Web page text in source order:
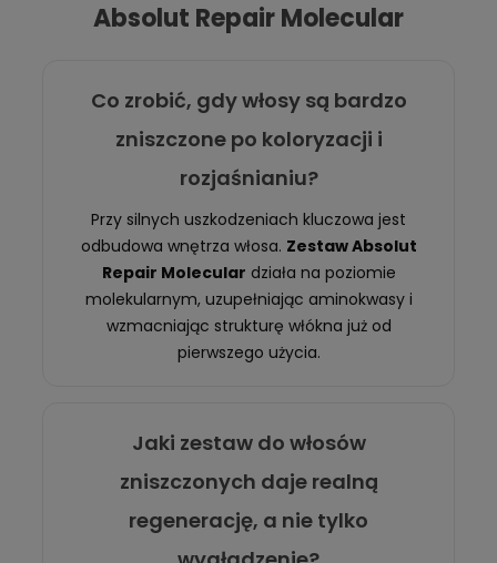
Absolut Repair Molecular
Co zrobić, gdy włosy są bardzo
zniszczone po koloryzacji i
rozjaśnianiu?
Przy silnych uszkodzeniach kluczowa jest
odbudowa wnętrza włosa. Zestaw Absolut
Repair Molecular działa na poziomie
molekularnym, uzupełniając aminokwasy i
wzmacniając strukturę włókna już od
pierwszego użycia.
Jaki zestaw do włosów
zniszczonych daje realną
regenerację, a nie tylko